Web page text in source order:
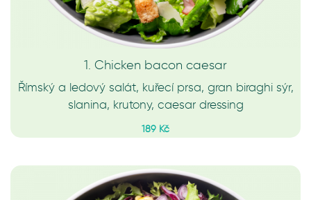
1. Chicken bacon caesar
Římský a ledový salát, kuřecí prsa, gran biraghi sýr,
slanina, krutony, caesar dressing
189 Kč